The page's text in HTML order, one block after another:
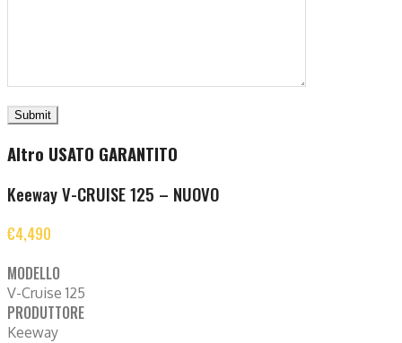
Altro USATO GARANTITO
Keeway V-CRUISE 125 – NUOVO
€4,490
MODELLO
V-Cruise 125
PRODUTTORE
Keeway